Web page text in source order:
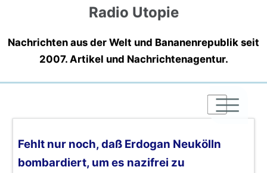
Radio Utopie
Nachrichten aus der Welt und Bananenrepublik seit
2007. Artikel und Nachrichtenagentur.
|
|
|
Fehlt nur noch, daß Erdogan Neukölln
bombardiert, um es nazifrei zu